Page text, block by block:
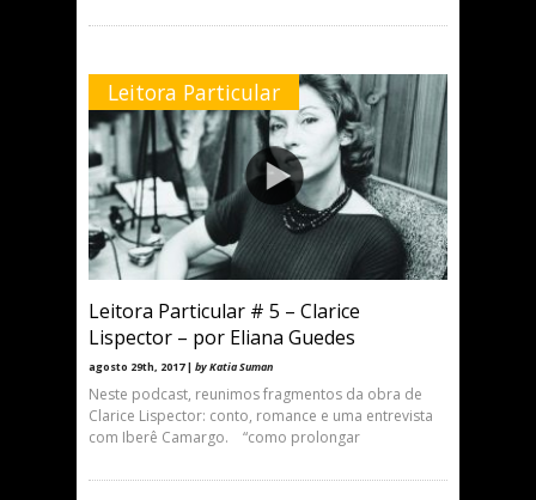
Leitora Particular
Leitora Particular # 5 – Clarice
Lispector – por Eliana Guedes
agosto 29th, 2017 | by Katia Suman
Neste podcast, reunimos fragmentos da obra de
Clarice Lispector: conto, romance e uma entrevista
com Iberê Camargo. “como prolongar